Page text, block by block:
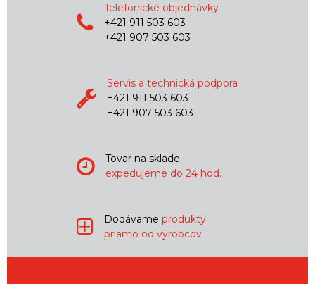
Telefonické objednávky
+421 911 503 603
+421 907 503 603
Servis a technická podpora
+421 911 503 603
+421 907 503 603
Tovar na sklade
expedujeme do 24 hod.
Dodávame produkty
priamo od výrobcov